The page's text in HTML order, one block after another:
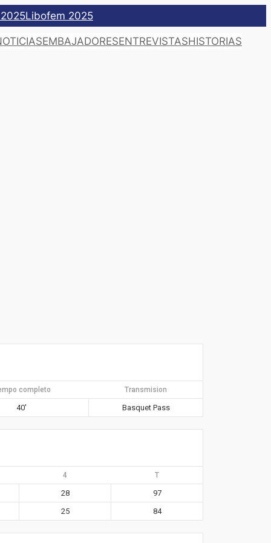
Libofem 2025
EMBAJADORESENTREVISTASHISTORIAS
completo Transmision
40′ Basquet Pass
4 T
28
97
25 84